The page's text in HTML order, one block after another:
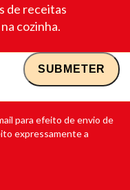
de receitas
cozinha.
para efeito de envio de
expressamente a